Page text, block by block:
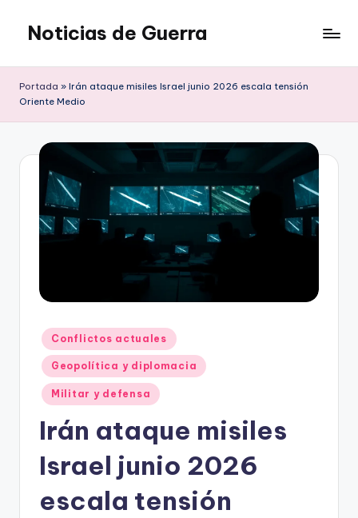
Saltar
contenido
Noticias de Guerra
Portada » Irán ataque misiles Israel junio 2026 escala tensión
Oriente Medio
Publicado
en
Conflictos actuales
Geopolítica y diplomacia
Militar y defensa
Irán ataque misiles
Israel junio 2026
escala tensión